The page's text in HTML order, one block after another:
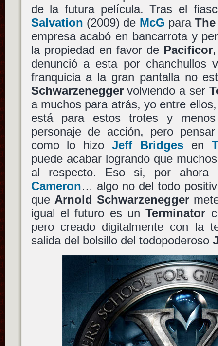
de la futura película. Tras el
Salvation (2009) de McG para
empresa acabó en bancarrota y
la propiedad en favor de Pacificor
denunció a esta por chanchullos
franquicia a la gran pantalla no
Schwarzeneggervolviendo a ser
a muchos para atrás, yo entre
está para estos trotes y
personaje de acción, pero
como lo hizoJeff Bridges en
puede acabar logrando que
al respecto. Eso si, por
Cameron… algo no del todo
que Arnold Schwarzenegger
igual el futuro es unTerminator
pero creado digitalmente con la
salida del bolsillo del todopoderoso